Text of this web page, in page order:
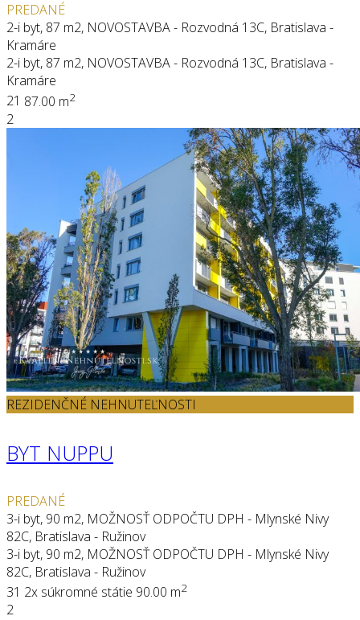
PREDANÉ
2-i byt, 87 m2, NOVOSTAVBA - Rozvodná 13C, Bratislava -
Kramáre
2-i byt, 87 m2, NOVOSTAVBA - Rozvodná 13C, Bratislava -
Kramáre
21 87.00 m2
2
REZIDENČNÉ NEHNUTEĽNOSTI
BYT NUPPU
PREDANÉ
3-i byt, 90 m2, MOŽNOSŤ ODPOČTU DPH - Mlynské Nivy
82C, Bratislava - Ružinov
3-i byt, 90 m2, MOŽNOSŤ ODPOČTU DPH - Mlynské Nivy
82C, Bratislava - Ružinov
31 2x súkromné státie 90.00 m2
2